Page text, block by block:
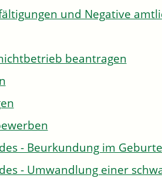
und Negative
beantragen
- Beurkundung im
- Umwandlung einer